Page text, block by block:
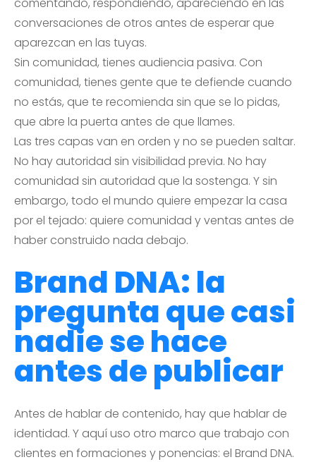
conversaciones de otros antes de esperar que
aparezcan en las tuyas.
Sin comunidad, tienes audiencia pasiva. Con
comunidad, tienes gente que te defiende cuando
no estás, que te recomienda sin que se lo pidas,
que abre la puerta antes de que llames.
Las tres capas van en orden y no se pueden saltar.
No hay autoridad sin visibilidad previa. No hay
comunidad sin autoridad que la sostenga. Y sin
embargo, todo el mundo quiere empezar la casa
por el tejado: quiere comunidad y ventas antes de
haber construido nada debajo.
Brand DNA: la
pregunta que casi
nadie se hace
antes de publicar
Antes de hablar de contenido, hay que hablar de
identidad. Y aquí uso otro marco que trabajo con
clientes en formaciones y ponencias: el Brand DNA.